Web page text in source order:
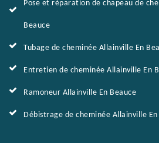
Pose et réparation de chapeau de
Beauce
Tubage de cheminée Allainville En
Entretien de cheminée Allainville En
Ramoneur Allainville En Beauce
Débistrage de cheminée Allainville En